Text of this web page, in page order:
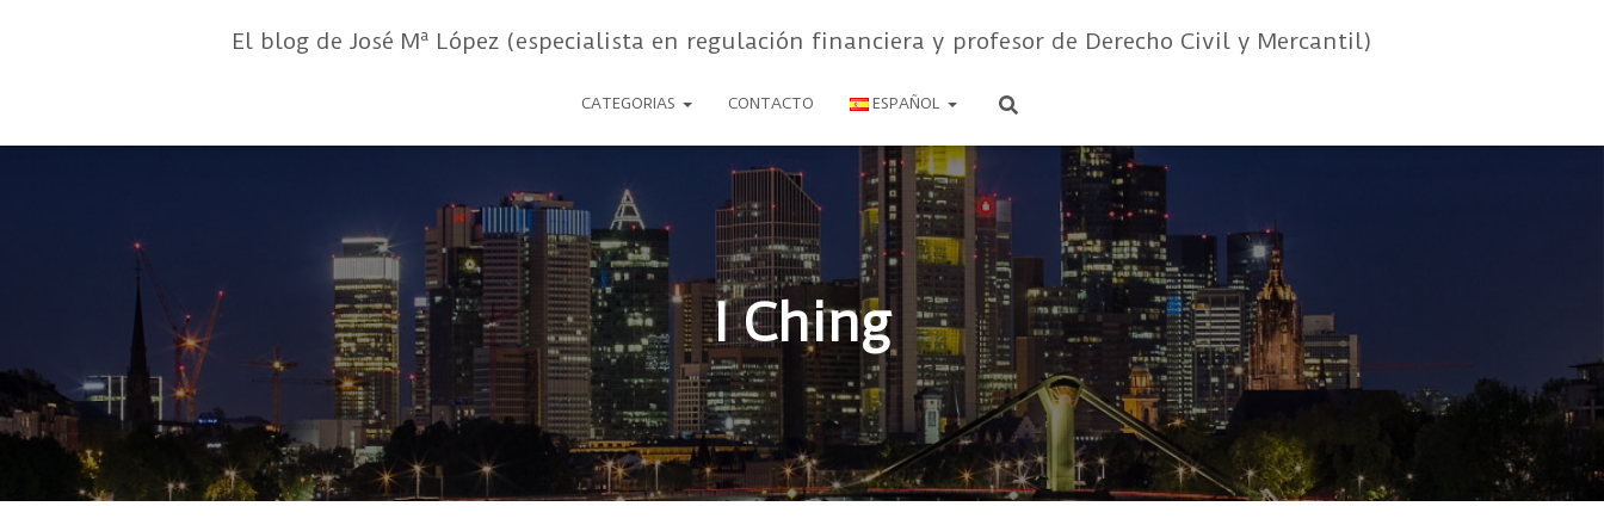
El blog de José Mª López (especialista en regulación financiera y profesor de Derecho Civil y Mercantil)
CATEGORIAS CONTACTO ESPAÑOL
I Ching